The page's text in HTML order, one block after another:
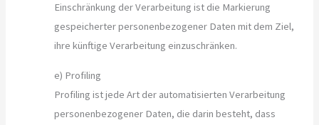
Einschränkung der Verarbeitung ist die Markierung
gespeicherter personenbezogener Daten mit dem Ziel,
ihre künftige Verarbeitung einzuschränken.
e) Profiling
Profiling ist jede Art der automatisierten Verarbeitung
personenbezogener Daten, die darin besteht, dass